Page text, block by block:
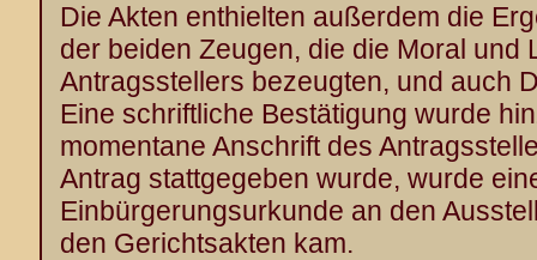
Die Akten enthielten außerdem die
der beiden Zeugen, die die Moral und
Antragsstellers bezeugten, und auch
Eine schriftliche Bestätigung wurde
momentane Anschrift des
Antrag stattgegeben wurde, wurde
Einbürgerungsurkunde an den
den Gerichtsakten kam.